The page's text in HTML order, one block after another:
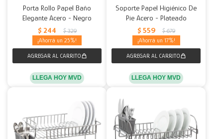
Porta Rollo Papel Baño
Elegante Acero - Negro
$ 244 $ 329
25
LLEGA HOY MVD
Soporte Papel Higiénico De
Pie Acero - Plateado
$ 559 $ 679
17
LLEGA HOY MVD
Mesas
Calefactores
Acolchados y Frazadas
Fundas
Decoración
Accesorios para el hogar
Accesorios
Muebles Infantiles